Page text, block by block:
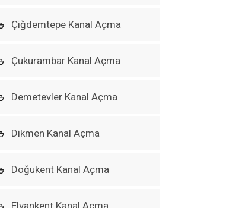
Çiğdemtepe Kanal Açma
Çukurambar Kanal Açma
Demetevler Kanal Açma
Dikmen Kanal Açma
Doğukent Kanal Açma